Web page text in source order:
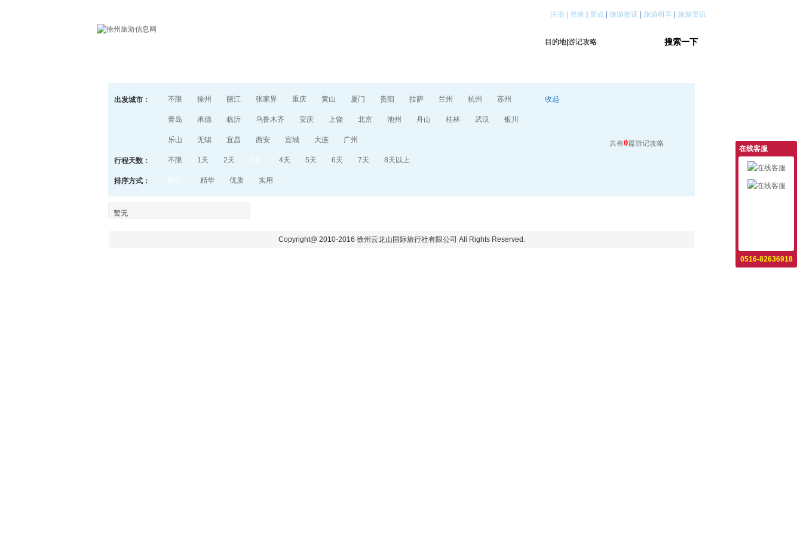
注册 登录 景点 旅游签证 旅游租车 旅游资讯
出发城市： 不限 徐州 丽江 张家界 重庆 黄山 厦门 贵阳 拉萨 兰州 杭州 苏州
青岛 承德 临沂 乌鲁木齐 安庆 上饶 北京 池州 舟山 桂林 武汉 银川
乐山 无锡 宜昌 西安 宣城 大连 广州
收起
行程天数： 不限 1天 2天 4天 5天 6天 7天 8天以上
排序方式： 精华 优质 实用
共有0篇游记攻略
暂无
Copyright@ 2010-2016 徐州云龙山国际旅行社有限公司 All Rights Reserved.
在线客服
0516-82636918